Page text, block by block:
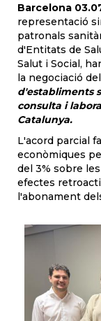
Barcelona
representació
patronals
d'Entitats de
Salut i Social,
la negociació del
d'establiments
consulta i
Catalunya.
L'acord parcial
econòmiques
del 3% sobre
efectes
l'abonament